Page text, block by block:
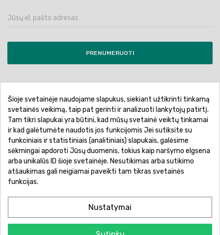
PRENUMERUOTI
Pirkimo sąlygos ir taisyklės
Privatumo politika
Garantinis aptarnavimas
Prekių pristatymas
Prekių grąžinimas
Atsiskaitymo būdai
Šioje svetainėje naudojame slapukus, siekiant užtikrinti tinkamą
svetainės veikimą, taip pat gerinti ir analizuoti lankytojų patirtį.
Tam tikri slapukai yra būtini, kad mūsų svetainė veiktų tinkamai
ir kad galėtumėte naudotis jos funkcijomis Jei sutiksite su
funkciniais ir statistiniais (analitiniais) slapukais, galėsime
sėkmingai apdoroti Jūsų duomenis, tokius kaip naršymo elgsena
arba unikalūs ID šioje svetainėje. Nesutikimas arba sutikimo
atšaukimas gali neigiamai paveikti tam tikras svetainės
funkcijas.
Nustatymai